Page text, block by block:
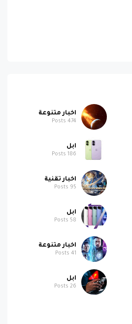
اخبار متنوعة
474
ابل
186
اخبار تقنية
95
ابل
58
اخبار متنوعة
41
ابل
26